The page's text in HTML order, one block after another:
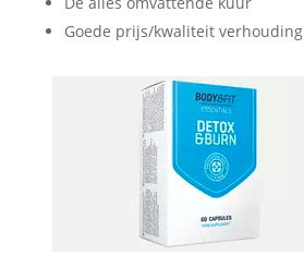
Goede prijs/kwaliteit verhouding